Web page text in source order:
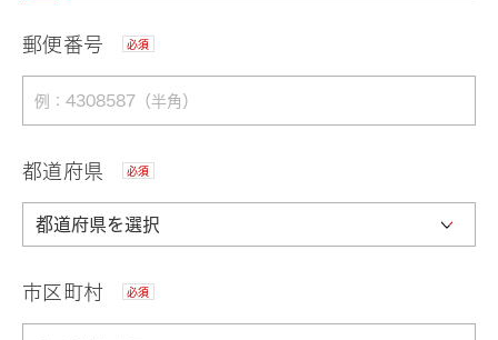
郵便番号 必須
都道府県 必須
市区町村 必須